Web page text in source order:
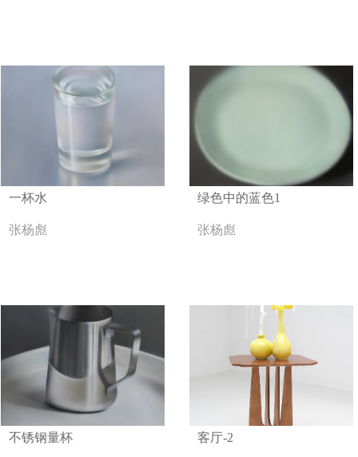
一杯水
张杨彪
绿色中的蓝色1
张杨彪
不锈钢量杯 客厅-2